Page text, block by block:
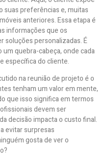
suas preferências e, muitas
anteriores. Essa etapa é
informações que os
soluções personalizadas. É
quebra-cabeça, onde cada
específica do cliente.
na reunião de projeto é o
tenham um valor em mente,
que isso significa em termos
devem ser
decisão impacta o custo final.
evitar surpresas
gosta de ver o